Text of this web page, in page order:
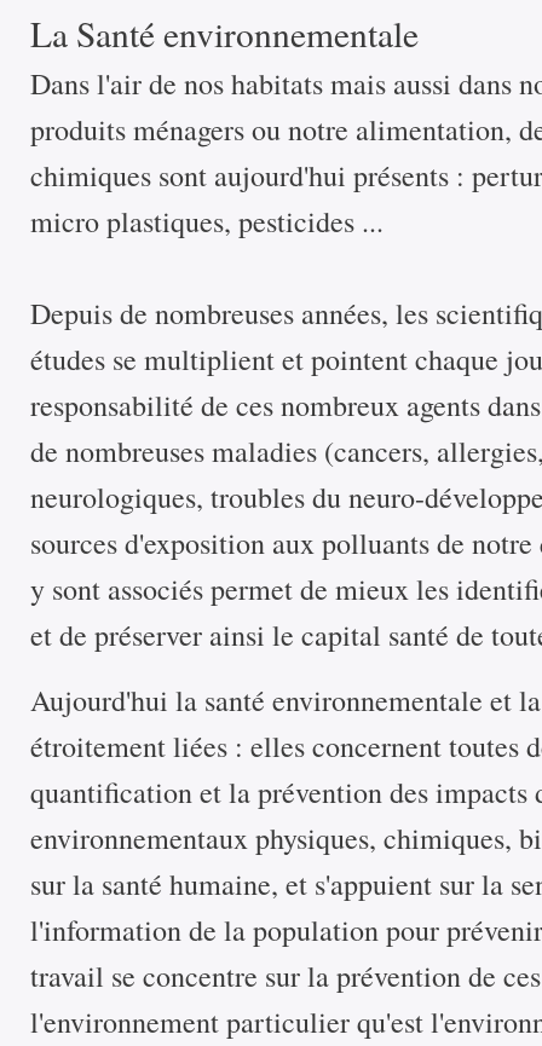
La Santé environnementale
Dans l'air de nos habitats mais aussi dans
produits ménagers ou notre alimentation,
chimiques sont aujourd'hui présents :
micro plastiques, pesticides ...
Depuis de nombreuses années, les
études se multiplient et pointent chaque
responsabilité de ces nombreux agents
de nombreuses maladies (cancers,
neurologiques, troubles du neuro-
sources d'exposition aux polluants de
y sont associés permet de mieux les
et de préserver ainsi le capital santé de
Aujourd'hui la santé environnementale et
étroitement liées : elles concernent toutes
quantification et la prévention des impacts
environnementaux physiques, chimiques,
sur la santé humaine, et s'appuient sur la
l'information de la population pour
travail se concentre sur la prévention de
l'environnement particulier qu'est